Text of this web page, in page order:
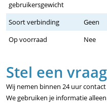
gebruikersgewicht
Soort verbinding
Geen
Op voorraad
Nee
Stel een vraag
Wij nemen binnen 24 uur
We gebruiken je informatie